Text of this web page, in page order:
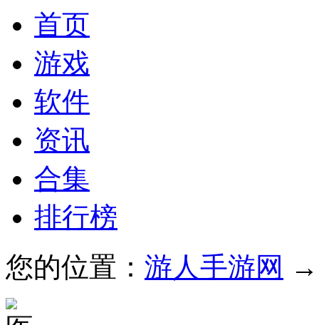
首页
游戏
软件
资讯
合集
排行榜
您的位置： 游人手游网 →